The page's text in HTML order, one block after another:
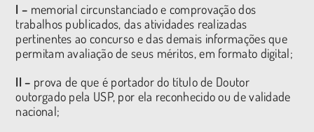
I – memorial circunstanciado e comprovação dos
trabalhos publicados, das atividades realizadas
pertinentes ao concurso e das demais informações que
permitam avaliação de seus méritos, em formato digital;
II – prova de que é portador do título de Doutor
outorgado pela USP, por ela reconhecido ou de validade
nacional;